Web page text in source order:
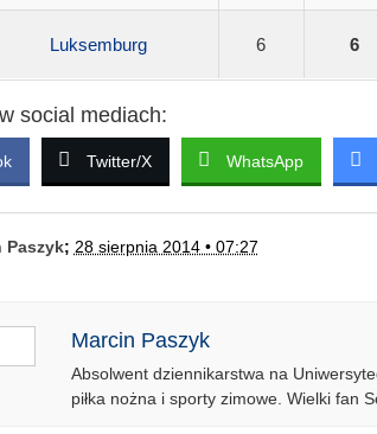
Luksemburg 6 6
social mediach:
Twitter/X WhatsApp
Paszyk; 28 sierpnia 2014 • 07:27
Marcin Paszyk
Absolwent dziennikarstwa na
piłka nożna i sporty zimowe. Wielki fan